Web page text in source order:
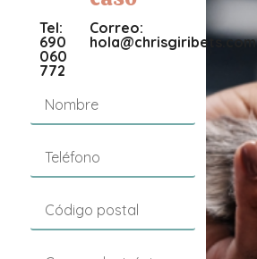
Tel:
690
060
772
Correo:
hola@chrisgiribets.com